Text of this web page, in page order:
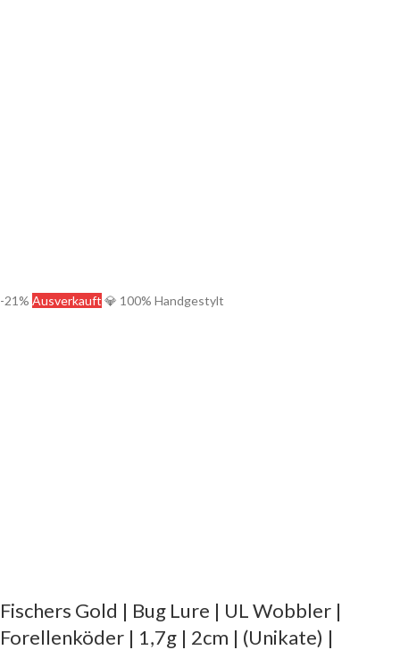
-21% Ausverkauft 💎 100% Handgestylt
Fischers Gold | Bug Lure | UL Wobbler |
Forellenköder | 1,7g | 2cm | (Unikate) |